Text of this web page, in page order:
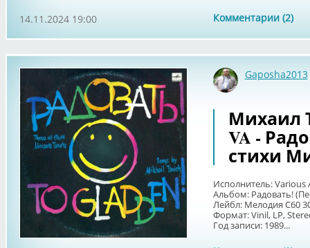
Комментарии (2)
14.11.2024 19:00
Gaposha2013
Михаил
VA -
стихи
Исполнитель: Various
Альбом: Радовать!
Лейбл: Мелодия С60
Формат: Vinil, LP,
Год записи: 1989...